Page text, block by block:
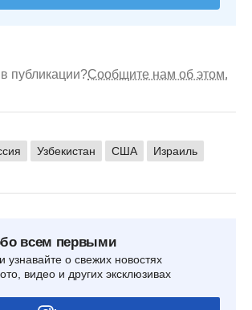
публикации?Сообщите нам об этом.
Узбекистан США Израиль
всем первыми
узнавайте о свежих новостях
видео и других эксклюзивах